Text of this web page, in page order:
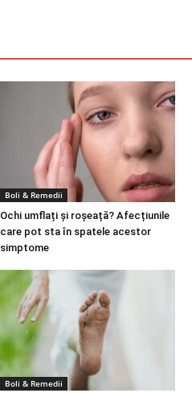
Boli & Remedii
Ochi umflați și roșeață? Afecțiunile
care pot sta în spatele acestor
simptome
Boli & Remedii